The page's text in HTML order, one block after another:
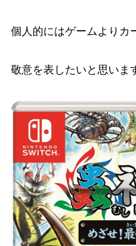
個人的にはゲームよりカ
敬意を表したいと思いま